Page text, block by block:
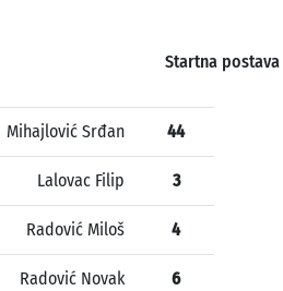
Startna postava
Mihajlović Srđan 44
Lalovac Filip 3
Radović Miloš 4
Radović Novak 6